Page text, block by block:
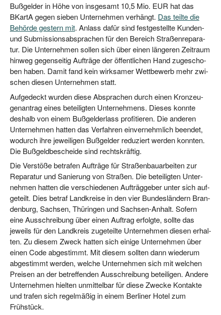
Buß­gel­der in Höhe von ins­ge­samt 10,5 Mio. EUR hat das
BKar­tA gegen sie­ben Unter­neh­men ver­hängt. Das teil­te die
Behör­de ges­tern mit. Anlass dafür sind fest­ge­stell­te Kun­den-
und Sub­mis­si­ons­ab­spra­chen für den Bereich Stra­ßen­re­pa­ra­
tur. Die Unter­neh­men sol­len sich über einen län­ge­ren Zeit­raum
hin­weg gegen­sei­tig Auf­trä­ge der öffent­li­chen Hand zuge­scho­
ben haben. Damit fand kein wirk­sa­mer Wett­be­werb mehr zwi­
schen die­sen Unter­neh­men statt.
Auf­ge­deckt wur­den die­se Abspra­chen durch einen Kron­zeu­
gen­an­trag eines betei­lig­ten Unter­neh­mens. Die­ses konn­te
des­halb von einem Buß­geld­erlass pro­fi­tie­ren. Die ande­ren
Unter­neh­men hat­ten das Ver­fah­ren ein­ver­nehm­lich been­det,
wodurch ihre jewei­li­gen Buß­gel­der redu­ziert wer­den konn­ten.
Die Buß­geld­be­schei­de sind rechtskräftig.
Die Ver­stö­ße betra­fen Auf­trä­ge für Stra­ßen­bau­ar­bei­ten zur
Repa­ra­tur und Sanie­rung von Stra­ßen. Die betei­lig­ten Unter­
neh­men hat­ten die ver­schie­de­nen Auf­träg­ge­ber unter sich auf­
ge­teilt. Dies betraf Land­krei­se in den vier Bun­des­län­dern Bran­
den­burg, Sach­sen, Thü­rin­gen und Sach­sen-Anhalt. Sofern
eine Aus­schrei­bung über einen Auf­trag erfolg­te, soll­te das
jeweils für den Land­kreis zuge­teil­te Unter­neh­men die­sen erhal­
ten. Zu die­sem Zweck hat­ten sich eini­ge Unter­neh­men über
einen Code abge­stimmt. Mit die­sem soll­ten dann wie­der­um
abge­stimmt wer­den, wel­che Unter­neh­men sich mit wel­chen
Prei­sen an der betref­fen­den Aus­schrei­bung betei­li­gen. Ande­re
Unter­neh­men hiel­ten unmit­tel­bar für die­se Zwe­cke Kon­tak­te
und tra­fen sich regel­mä­ßig in einem Ber­li­ner Hotel zum
Frühstück.